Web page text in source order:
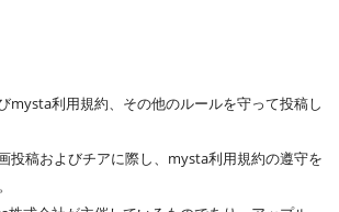
mysta利用規約、その他のルールを守って投稿し
投稿およびチアに際し、mysta利用規約の遵守を